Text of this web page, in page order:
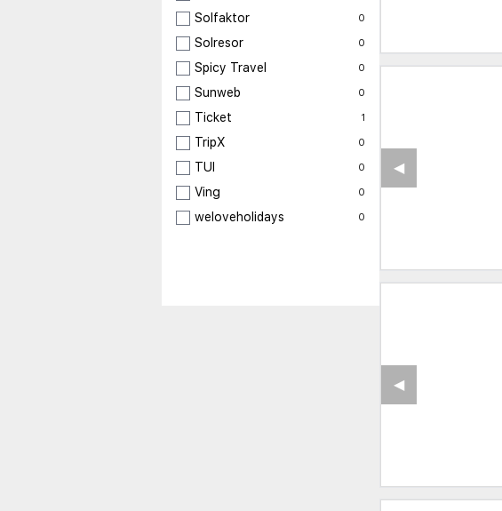
Solfaktor 0
Solresor 0
Spicy Travel 0
Sunweb 0
Ticket 1
TripX 0
TUI 0
Ving 0
weloveholidays 0
◀︎
◀︎